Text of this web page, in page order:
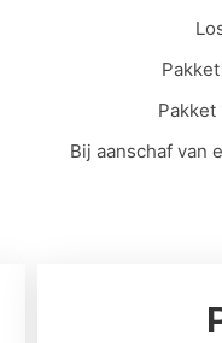
Bij aanschaf van